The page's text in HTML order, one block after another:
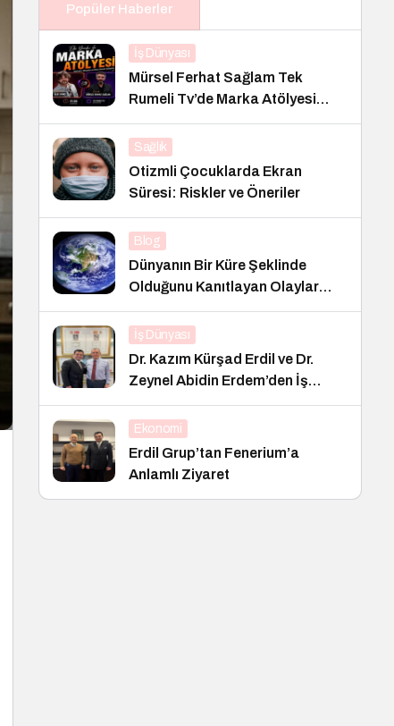
Popüler Haberler
İş Dünyası
Mürsel Ferhat Sağlam Tek
Rumeli Tv’de Marka Atölyesi
Programına Konuk Oldu
Sağlık
Otizmli Çocuklarda Ekran
Süresi: Riskler ve Öneriler
Blog
Dünyanın Bir Küre Şeklinde
Olduğunu Kanıtlayan Olaylar
Nedir?
İş Dünyası
Dr. Kazım Kürşad Erdil ve Dr.
Zeynel Abidin Erdem’den İş
Dünyası Buluşması
Ekonomi
Erdil Grup’tan Fenerium’a
Anlamlı Ziyaret